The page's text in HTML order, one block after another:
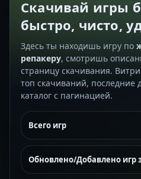
Скачивай игры
быстро, чисто,
Здесь ты находишь игру по
репакеру, смотришь
страницу скачивания.
топ скачиваний, последние
каталог с пагинацией.
Всего игр
Обновлено/Добавлено игр